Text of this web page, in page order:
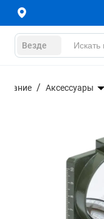
Везде
Аксессуары